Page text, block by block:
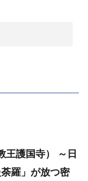
王護国寺） ～日
羅」が放つ密